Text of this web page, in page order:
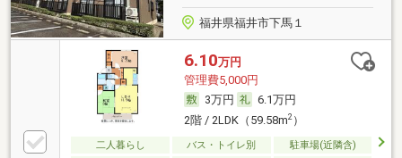
福井県福井市下馬１
6.10万円
管理費5,000円
3万円
6.1万円
2階 / 2LDK（59.58m2）
二人暮らし バス・トイレ別
駐車場(近隣含)